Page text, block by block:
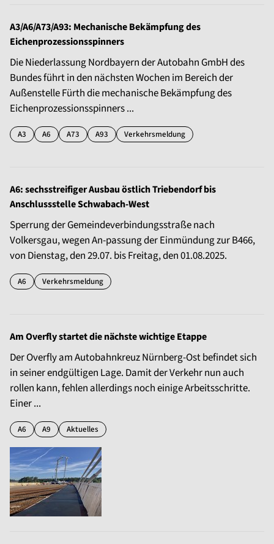
A3/A6/A73/A93: Mechanische Bekämpfung des
Eichenprozessionsspinners
Die Niederlassung Nordbayern der Autobahn GmbH des
Bundes führt in den nächsten Wochen im Bereich der
Außenstelle Fürth die mechanische Bekämpfung des
Eichenprozessionsspinners ...
A3 A6 A73 A93 Verkehrsmeldung
A6: sechsstreifiger Ausbau östlich Triebendorf bis
Anschlussstelle Schwabach-West
Sperrung der Gemeindeverbindungsstraße nach
Volkersgau, wegen An-passung der Einmündung zur B466,
von Dienstag, den 29.07. bis Freitag, den 01.08.2025.
A6 Verkehrsmeldung
Am Overfly startet die nächste wichtige Etappe
Der Overfly am Autobahnkreuz Nürnberg-Ost befindet sich
in seiner endgültigen Lage. Damit der Verkehr nun auch
rollen kann, fehlen allerdings noch einige Arbeitsschritte.
Einer ...
A6 A9 Aktuelles